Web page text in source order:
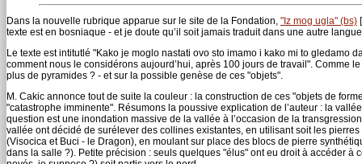
Dans la nouvelle rubrique apparue sur le site de la Fondation, "Iz mog ugla" (bs) [
texte est en bosniaque - et je doute qu’il soit jamais traduit dans une autre
Le texte est intitutlé "Kako je moglo nastati ovo sto imamo i kako mi to gledamo
comment nous le considérons aujourd’hui, après 100 jours de travail". Comme
plus de pyramides ? - et sur la possible genèse de ces "objets".
M. Cakic annonce tout de suite la couleur : la construction de ces "objets de
"catastrophe imminente". Résumons la poussive explication de l’auteur : la
question est une inondation massive de la vallée à l’occasion de la
vallée ont décidé de surélever des collines existantes, en utilisant soit les
(Visocica et Buci - le Dragon), en moulant sur place des blocs de pierre
dans la salle ?). Petite précision : seuls quelques "élus" ont eu droit à accéder